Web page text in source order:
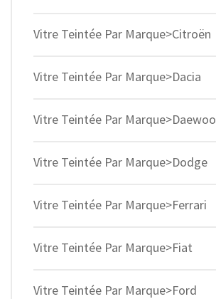
Vitre Teintée Par Marque>Citroën
Vitre Teintée Par Marque>Dacia
Vitre Teintée Par Marque>Daewoo
Vitre Teintée Par Marque>Dodge
Vitre Teintée Par Marque>Ferrari
Vitre Teintée Par Marque>Fiat
Vitre Teintée Par Marque>Ford